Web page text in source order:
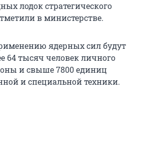
лодок стратегического
в министерстве.
ядерных сил будут
64 тысяч человек личного
и свыше 7800 единиц
и специальной техники.